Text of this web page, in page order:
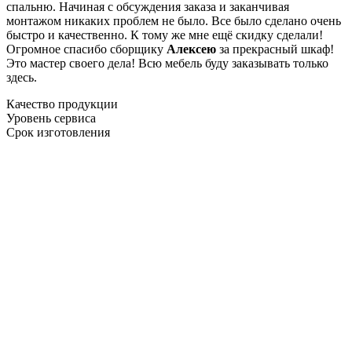
спальню. Начиная с обсуждения заказа и заканчивая
монтажом никаких проблем не было. Все было сделано очень
быстро и качественно. К тому же мне ещё скидку сделали!
Огромное спасибо сборщику Алексею за прекрасный шкаф!
Это мастер своего дела! Всю мебель буду заказывать только
здесь.
Качество продукции
Уровень сервиса
Срок изготовления